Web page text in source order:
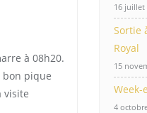
à 08h20.
bon pique
visite
16 juillet
Sortie
Royal
15
Week-
4